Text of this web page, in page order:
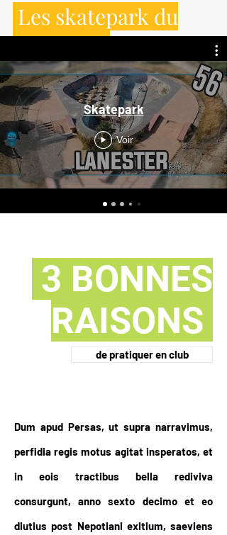
3 BONNES
RAISONS
de pratiquer en club
Dum apud Persas, ut supra narravimus,
perfidia regis motus agitat insperatos, et
in eois tractibus bella rediviva
consurgunt, anno sexto decimo et eo
diutius post Nepotiani exitium, saeviens
Skatepark
Voir
Les skatepark du
Morbihan